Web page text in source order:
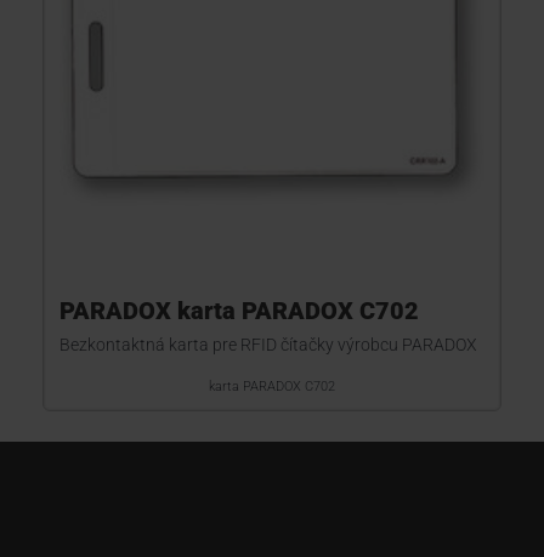
PARADOX karta PARADOX C702
Bezkontaktná karta pre RFID čítačky výrobcu PARADOX
karta PARADOX C702